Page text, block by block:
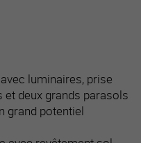
luminaires, prise
deux grands parasols
grand potentiel